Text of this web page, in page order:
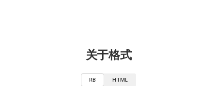
关于格式
RB HTML